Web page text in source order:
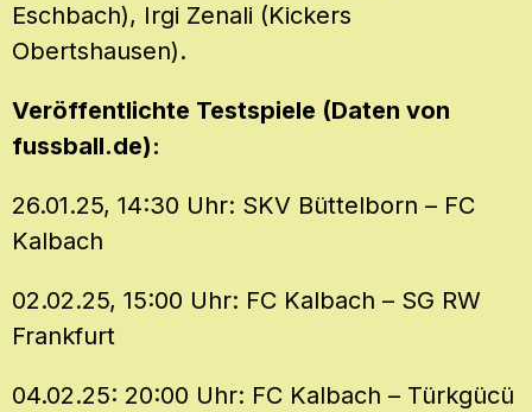
Eschbach), Irgi Zenali (Kickers
Obertshausen).
Veröffentlichte Testspiele (Daten von
fussball.de):
26.01.25, 14:30 Uhr: SKV Büttelborn – FC
Kalbach
02.02.25, 15:00 Uhr: FC Kalbach – SG RW
Frankfurt
04.02.25: 20:00 Uhr: FC Kalbach – Türkgücü